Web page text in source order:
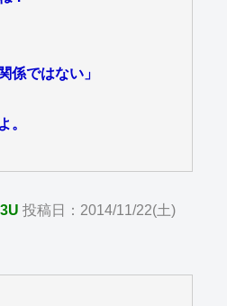
係ではない」
。
投稿日：2014/11/22(土)